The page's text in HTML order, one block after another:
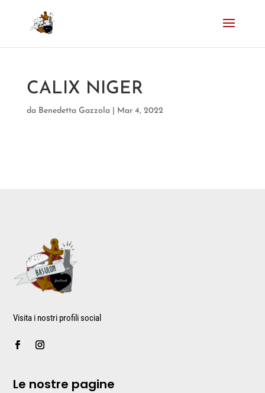
CALIX NIGER
da Benedetta Gazzola| Mar 4, 2022
Visita i nostri profili social
Le nostre pagine